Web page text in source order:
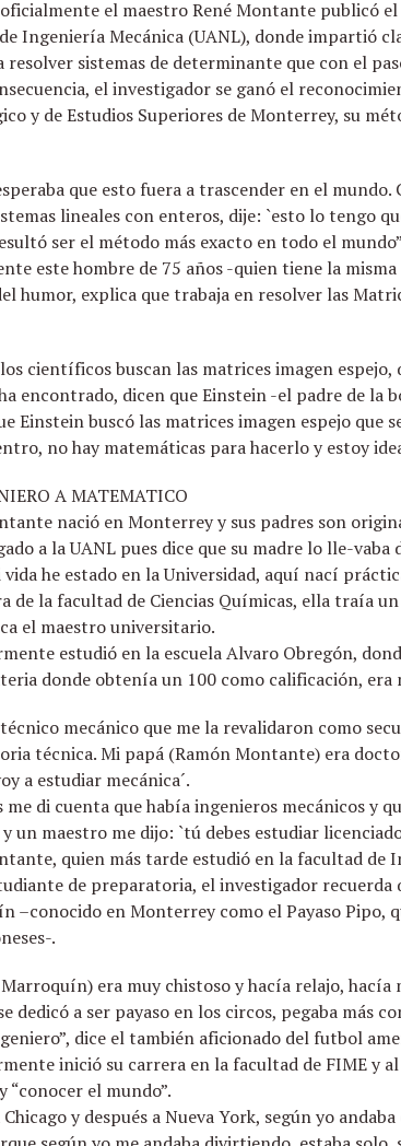
oficialmente el maestro René Montante publicó
Ingeniería Mecánica (UANL), donde impartió
resolver sistemas de determinante que con el
el investigador se ganó el
y de Estudios Superiores de Monterrey, su
que esto fuera a trascender en el
lineales con enteros, dije: `esto lo tengo
ser el método más exacto en todo el
este hombre de 75 años -quien tiene la
humor, explica que trabaja en resolver las
científicos buscan las matrices imagen
encontrado, dicen que Einstein -el padre de la
Einstein buscó las matrices imagen espejo
no hay matemáticas para hacerlo y estoy
A MATEMATICO
nació en Monterrey y sus padres son
a la UANL pues dice que su madre lo lle-vaba
vida he estado en la Universidad, aquí nací
de la facultad de Ciencias Químicas, ella traía
el maestro universitario.
estudió en la escuela Alvaro Obregón,
donde obtenía un 100 como calificación, era
mecánico que me la revalidaron como
técnica. Mi papá (Ramón Montante) era
a estudiar mecánica´.
me di cuenta que había ingenieros mecánicos y
un maestro me dijo: `tú debes estudiar
quien más tarde estudió en la facultad de
de preparatoria, el investigador recuerda
–conocido en Monterrey como el Payaso Pipo,
.
Marroquín) era muy chistoso y hacía relajo,
dedicó a ser payaso en los circos, pegaba más
dice el también aficionado del futbol
inició su carrera en la facultad de FIME y
“conocer el mundo”.
Chicago y después a Nueva York, según yo